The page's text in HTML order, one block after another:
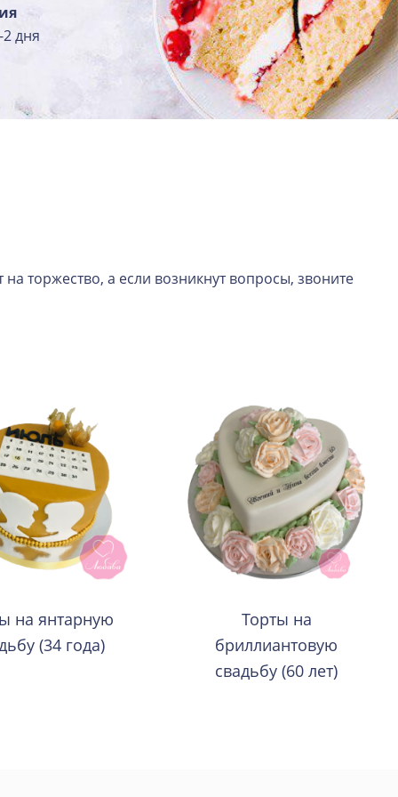
дня
торжество, а если возникнут вопросы, звоните
на янтарную
(34 года)
Торты на
бриллиантовую
свадьбу (60 лет)